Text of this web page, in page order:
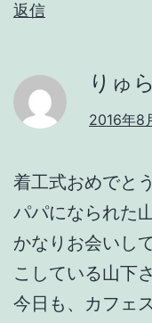
返信
りゅら
2016年8
着工式おめでと
パパになられた
かなりお会いし
こしている山下
今日も、カフェ